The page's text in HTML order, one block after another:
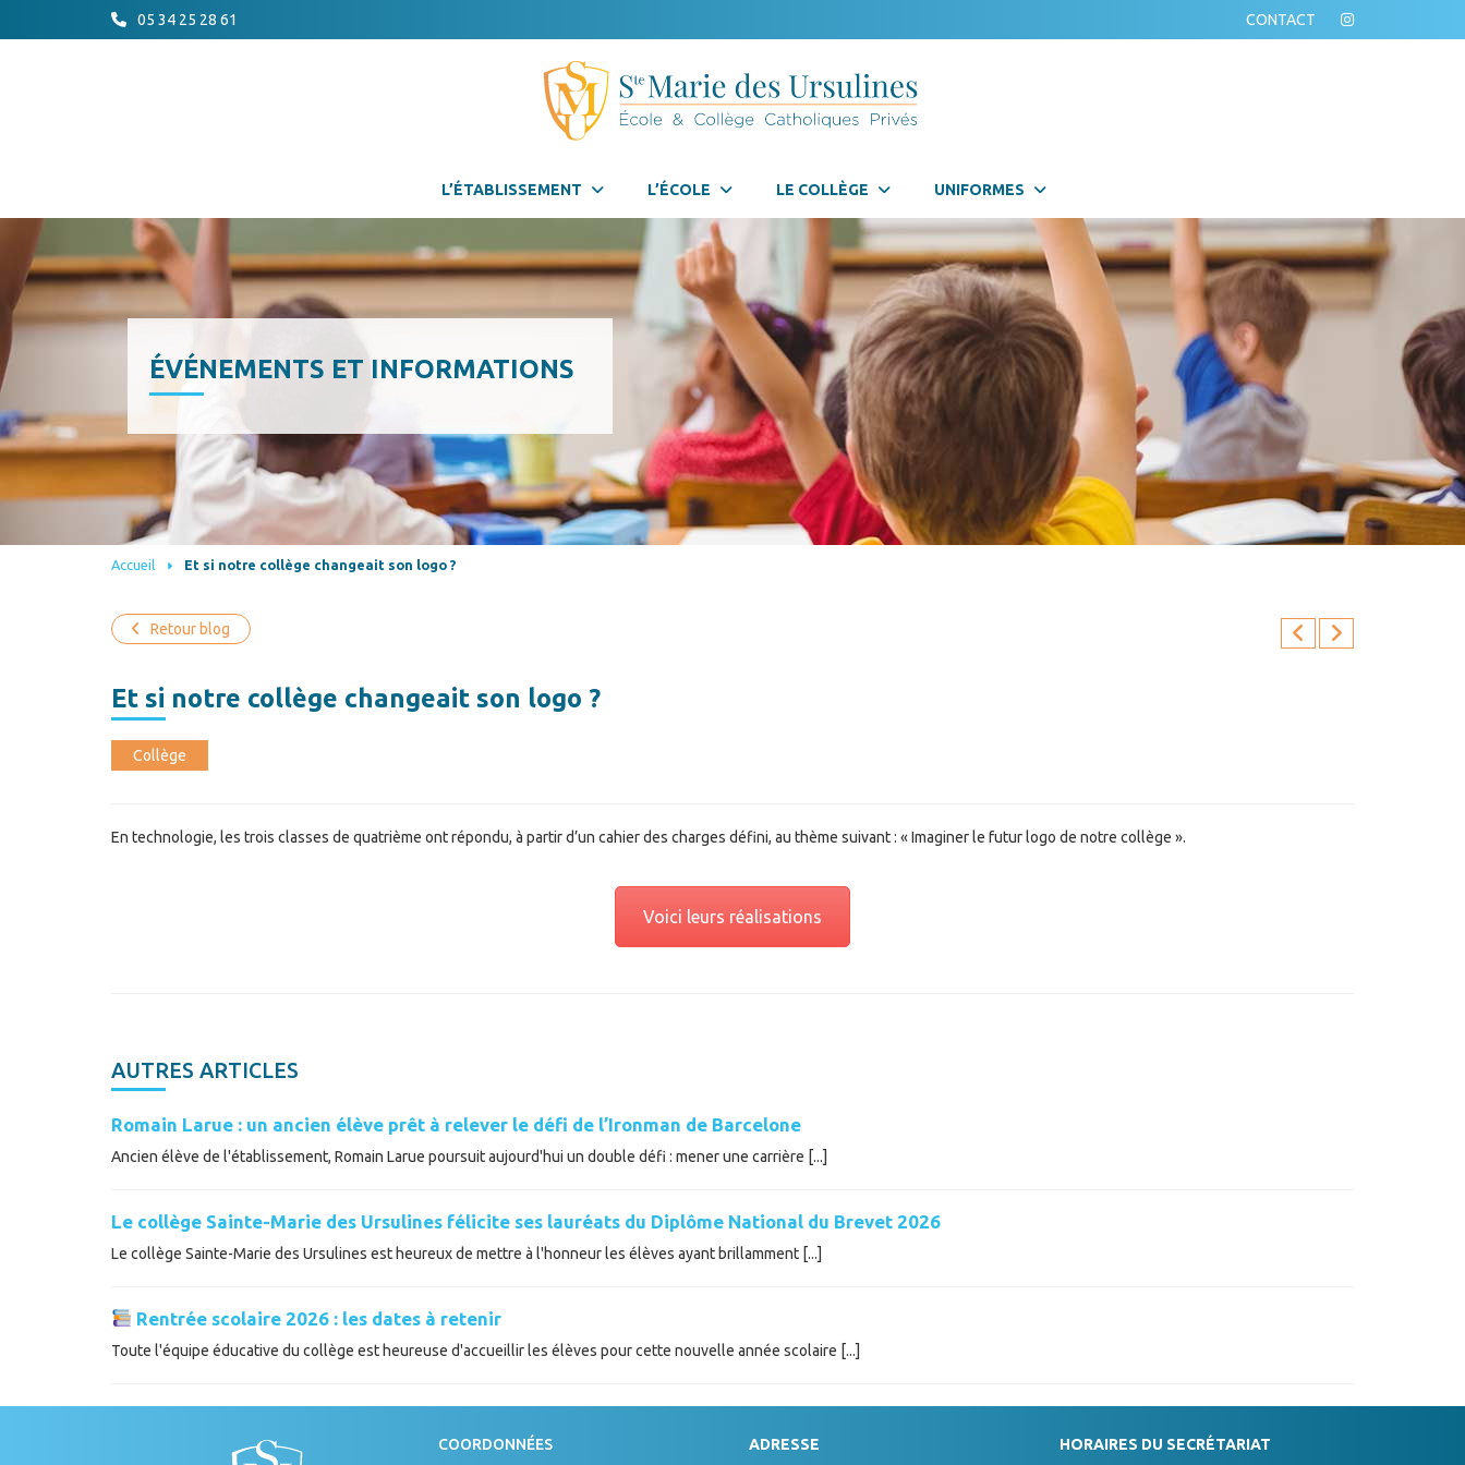
05 34 25 28 61 CONTACT
L’ÉTABLISSEMENT L’ÉCOLE LE COLLÈGE UNIFORMES
ÉVÉNEMENTS ET INFORMATIONS
Accueil Et si notre collège changeait son logo ?
Retour blog
Et si notre collège changeait son logo ?
Collège
En technologie, les trois classes de quatrième ont répondu, à partir d’un cahier des charges défini, au thème suivant : « Imaginer le futur logo de notre collège ».
Voici leurs réalisations
AUTRES ARTICLES
Romain Larue : un ancien élève prêt à relever le défi de l’Ironman de Barcelone
Ancien élève de l'établissement, Romain Larue poursuit aujourd'hui un double défi : mener une carrière [...]
Le collège Sainte-Marie des Ursulines félicite ses lauréats du Diplôme National du Brevet 2026
Le collège Sainte-Marie des Ursulines est heureux de mettre à l'honneur les élèves ayant brillamment [...]
Rentrée scolaire 2026 : les dates à retenir
Toute l'équipe éducative du collège est heureuse d'accueillir les élèves pour cette nouvelle année scolaire [...]
COORDONNÉES ADRESSE HORAIRES DU SECRÉTARIAT